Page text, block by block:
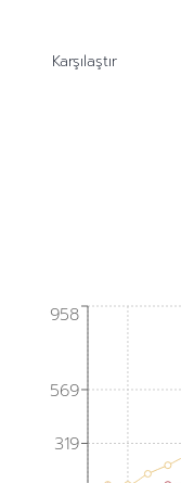
Karşılaştır
319
569
958